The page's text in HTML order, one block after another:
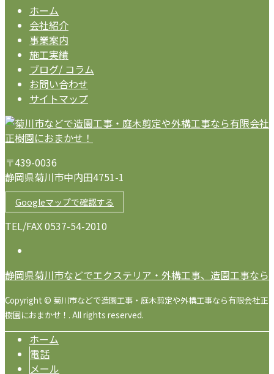
ホーム
会社紹介
事業案内
施工実績
ブログ/ コラム
お問い合わせ
サイトマップ
〒439-0036
静岡県菊川市中内田4751-1
Googleマップで確認する
TEL/FAX 0537-54-2010
静岡県菊川市などでエクステリア・外構工事、造園工事な
Copyright © 菊川市などで造園工事・庭木剪定や外構工事なら有限会社正
樹園におまかせ！. All rights reserved.
ホーム
電話
メール